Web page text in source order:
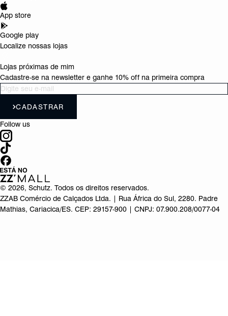
App store
Google play
Localize nossas lojas
Lojas próximas de mim
Cadastre-se na newsletter e ganhe 10% off na primeira compra
CADASTRAR
Follow us
© 2026, Schutz. Todos os direitos reservados.
ZZAB Comércio de Calçados Ltda. | Rua África do Sul, 2280. Padre
Mathias, Cariacica/ES. CEP: 29157-900 | CNPJ: 07.900.208/0077-04